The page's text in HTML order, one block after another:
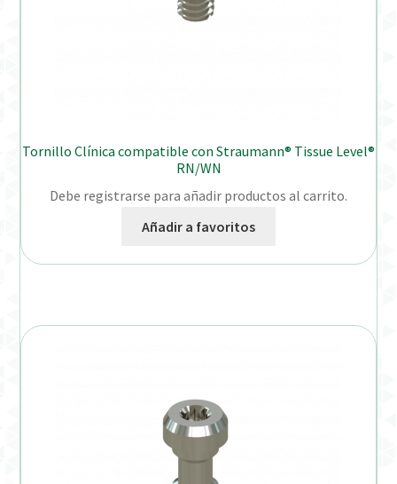
Tornillo Clínica compatible con Straumann® Tissue Level®
RN/WN
Debe registrarse para añadir productos al carrito.
Añadir a favoritos